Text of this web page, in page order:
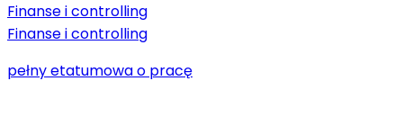
Finanse i controlling
Finanse i controlling
pełny etatumowa o pracę